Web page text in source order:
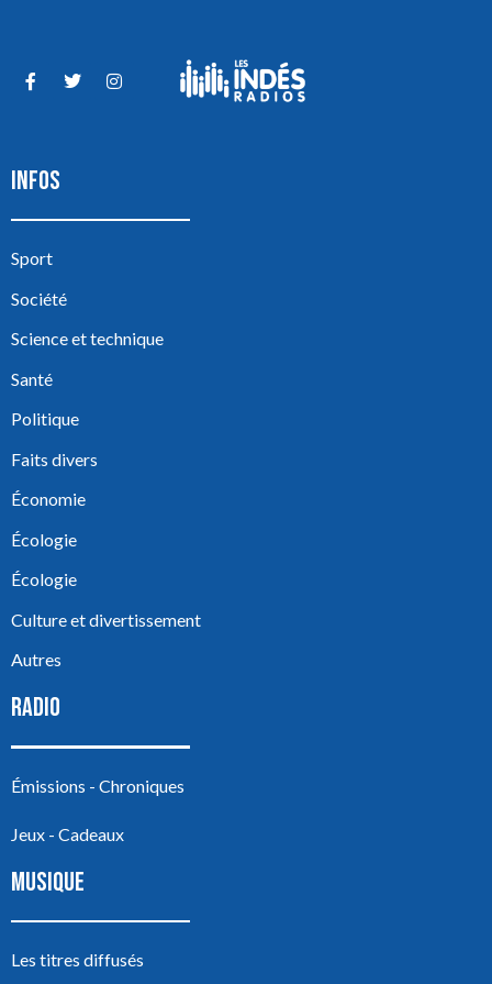
INFOS
Sport
Société
Science et technique
Santé
Politique
Faits divers
Économie
Écologie
Écologie
Culture et divertissement
Autres
RADIO
Émissions - Chroniques
Jeux - Cadeaux
MUSIQUE
Les titres diffusés